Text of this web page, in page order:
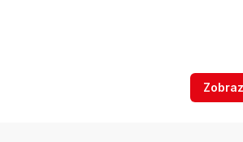
Video